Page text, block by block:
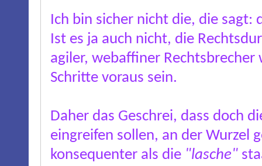
Ich bin sicher nicht die, die sagt:
Ist es ja auch nicht, die
agiler, webaffiner
Schritte voraus sein.
Daher das Geschrei, dass doch
eingreifen sollen, an der Wurzel
konsequenter als die "lasche"